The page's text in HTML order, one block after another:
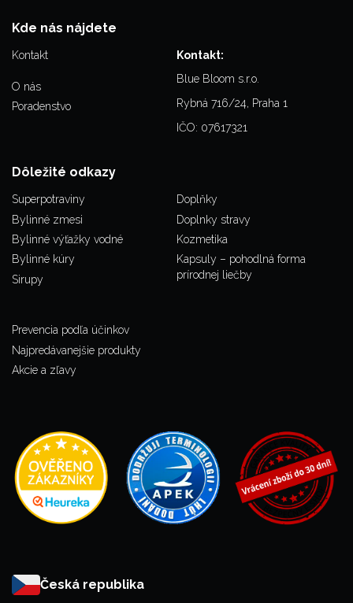
Kde nás nájdete
Kontakt
O nás
Poradenstvo
Kontakt:
Blue Bloom s.r.o.
Rybná 716/24, Praha 1
IČO: 07617321
Dôležité odkazy
Superpotraviny
Bylinné zmesi
Bylinné výťažky vodné
Bylinné kúry
Sirupy
Doplňky
Doplnky stravy
Kozmetika
Kapsuly – pohodlná forma
prírodnej liečby
Prevencia podľa účinkov
Najpredávanejšie produkty
Akcie a zľavy
Česká republika